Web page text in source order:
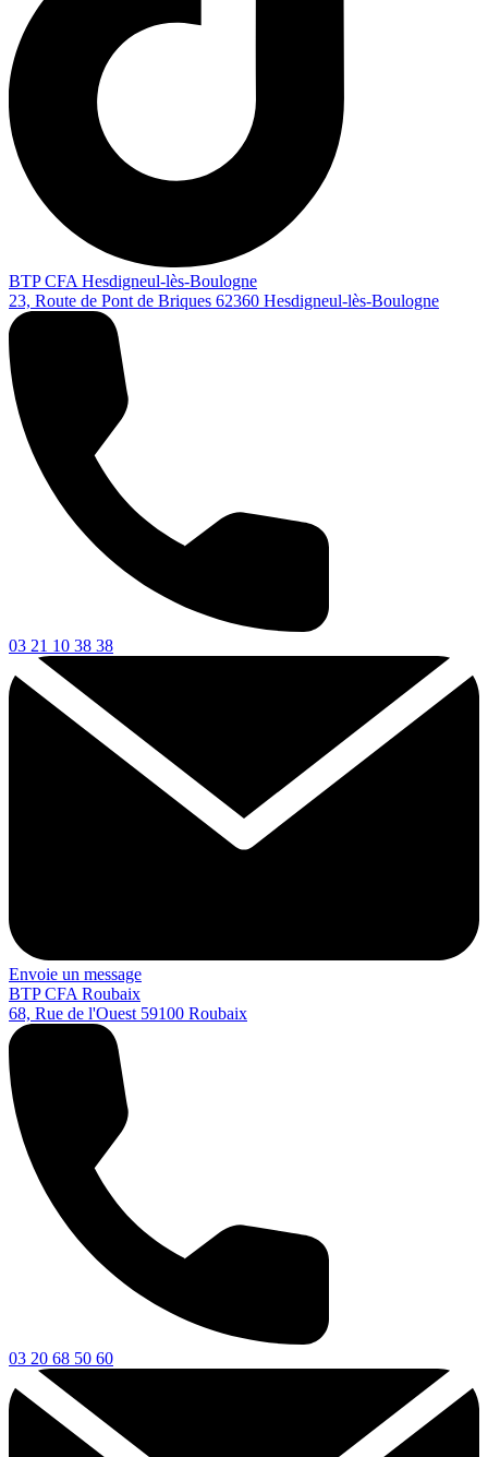
BTP CFA Hesdigneul-lès-Boulogne
23, Route de Pont de Briques 62360 Hesdigneul-lès-Boulogne
03 21 10 38 38
Envoie un message
BTP CFA Roubaix
68, Rue de l'Ouest 59100 Roubaix
03 20 68 50 60